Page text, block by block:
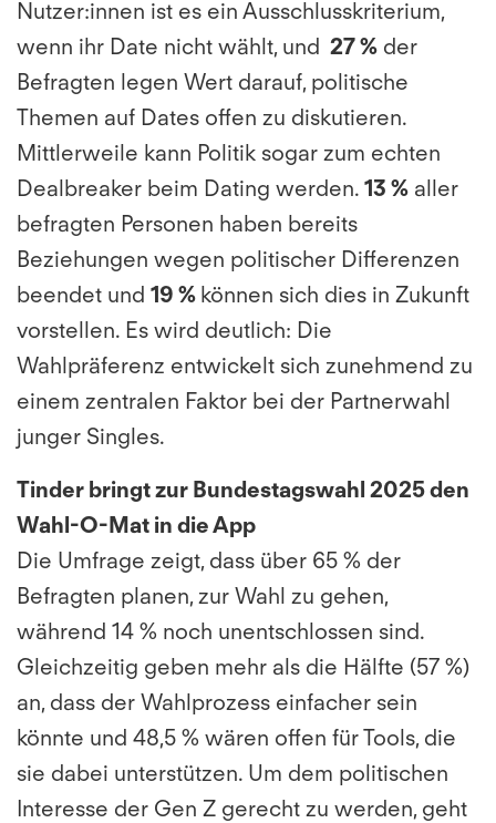
Nutzer:innen ist es ein Ausschlusskriterium,
wenn ihr Date nicht wählt, und 27 % der
Befragten legen Wert darauf, politische
Themen auf Dates offen zu diskutieren.
Mittlerweile kann Politik sogar zum echten
Dealbreaker beim Dating werden. 13 % aller
befragten Personen haben bereits
Beziehungen wegen politischer Differenzen
beendet und 19 % können sich dies in Zukunft
vorstellen. Es wird deutlich: Die
Wahlpräferenz entwickelt sich zunehmend zu
einem zentralen Faktor bei der Partnerwahl
junger Singles.
Tinder bringt zur Bundestagswahl 2025 den
Wahl-O-Mat in die App
Die Umfrage zeigt, dass über 65 % der
Befragten planen, zur Wahl zu gehen,
während 14 % noch unentschlossen sind.
Gleichzeitig geben mehr als die Hälfte (57 %)
an, dass der Wahlprozess einfacher sein
könnte und 48,5 % wären offen für Tools, die
sie dabei unterstützen. Um dem politischen
Interesse der Gen Z gerecht zu werden, geht